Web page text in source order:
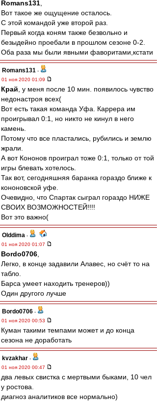
Romans131
Вот такое же ощущение осталось.
С этой командой уже второй раз.
Первый когда коням также безвольно и
безыдейно проебали в прошлом сезоне 0-2.
Оба раза мы были явными фаворитами,кстати
Romans131 -
01 ноя 2020 01:09
Край , у меня после 10 мин. появилось чувство
недонастроя всех(
Вот есть такая команда Уфа. Каррера им
проигрывал 0:1, но никто не кинул в него
камень.
Потому что все пластались, рубились и землю
жрали.
А вот Кононов проиграл тоже 0:1, только от той
игры блевать хотелось.
Так вот, сегодняшняя баранка гораздо ближе к
кононовской уфе.
Очевидно, что Спартак сыграл гораздо НИЖЕ
СВОИХ ВОЗМОЖНОСТЕЙ!!!!
Вот это важно(
Olddima -
01 ноя 2020 01:07
Bordo0706
Легко, в конце задавили Алавес, но счёт то на
табло.
Барса умеет находить тренеров))
Один другого лучше
Bordo0706 -
01 ноя 2020 00:53
Куман такими темпами может и до конца
сезона не доработать
kvzakhar -
01 ноя 2020 00:47
два левых свистка с мертвыми быками, 10 чел
у ростова.
диагноз аналитиков все нормально)